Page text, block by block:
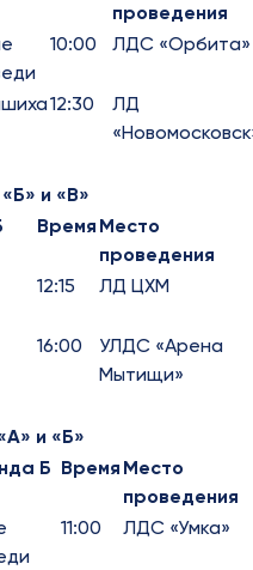
проведения
10:00 ЛДС «Орбита»
12:30
ЛД
и «В»
Время Место
проведения
12:15 ЛД ЦХМ
16:00
УЛДС «Арена
Мытищи»
и «Б»
Б Время Место
проведения
11:00 ЛДС «Умка»